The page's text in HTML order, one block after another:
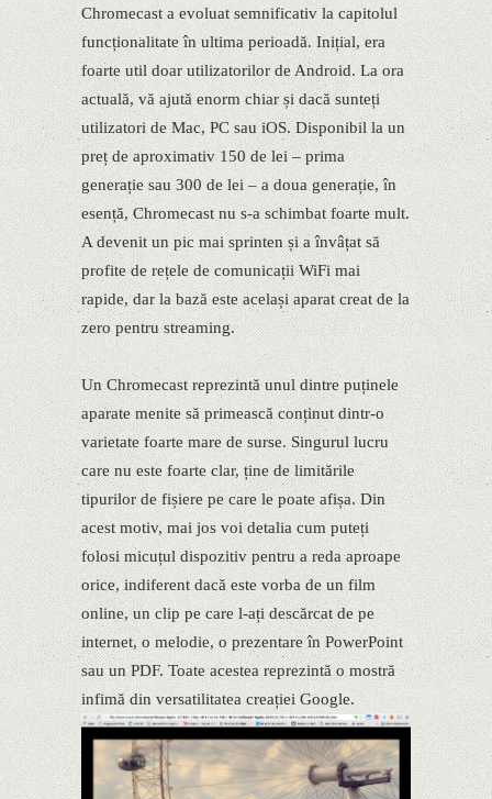
Chromecast a evoluat semnificativ la capitolul
funcționalitate în ultima perioadă. Inițial, era
foarte util doar utilizatorilor de Android. La ora
actuală, vă ajută enorm chiar și dacă sunteți
utilizatori de Mac, PC sau iOS. Disponibil la un
preț de aproximativ 150 de lei – prima
generație sau 300 de lei – a doua generație, în
esență, Chromecast nu s-a schimbat foarte mult.
A devenit un pic mai sprinten și a învâțat să
profite de rețele de comunicații WiFi mai
rapide, dar la bază este același aparat creat de la
zero pentru streaming.
Un Chromecast reprezintă unul dintre puținele
aparate menite să primească conținut dintr-o
varietate foarte mare de surse. Singurul lucru
care nu este foarte clar, ține de limitările
tipurilor de fișiere pe care le poate afișa. Din
acest motiv, mai jos voi detalia cum puteți
folosi micuțul dispozitiv pentru a reda aproape
orice, indiferent dacă este vorba de un film
online, un clip pe care l-ați descărcat de pe
internet, o melodie, o prezentare în PowerPoint
sau un PDF. Toate acestea reprezintă o mostră
infimă din versatilitatea creației Google.